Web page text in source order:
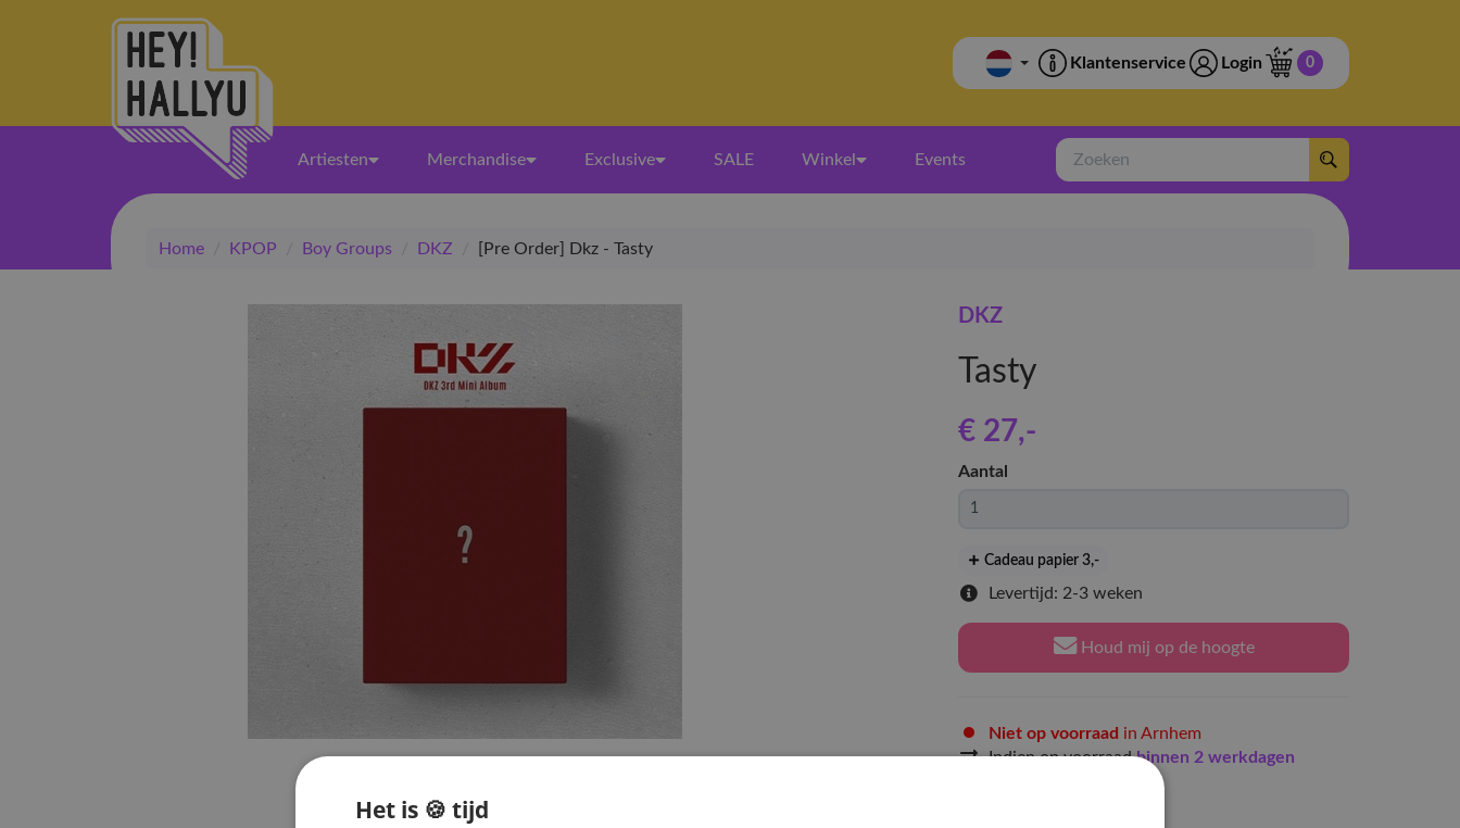
Klantenservice Login 0
Artiesten Merchandise Exclusive SALE Winkel Events
Zoeken
Home / KPOP / Boy Groups / DKZ / [Pre Order] Dkz - Tasty
DKZ
Tasty
€ 27,-
Aantal
Cadeau papier 3,-
Levertijd: 2-3 weken
Houd mij op de hoogte
Niet op voorraad in Arnhem
Indien op voorraadbinnen 2 werkdagen
Het is 🍪 tijd